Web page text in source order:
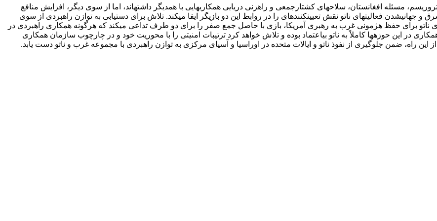
مسئله افغانستان، سلا­ح­های کشتارجمعی و راهزنی دریایی همکاری­هایی با همدیگر داشته­اند، اما از سوی دیگر، افزایش منافع
جهانی­شدن فعالیت­های ناتو نقش تعیین­کننده­­ای را در روابط این دو بازیگر ایفا می­کند. تلاش برای دستیابی به توازن راهبردی از سوی
برای حفظ هژمونی غرب به رهبری آمریکا، بازی با حاصل جمع صفر را برای دو طرف تداعی می­کند که هرگونه همکاری راهبردی در
در این حوزه­ها کاملاً به ناتو بی­اعتماد بوده و تلاش خواهد کرد ترتیبات امنیتی را با محوریت خود و در چارچوب سازمان همکاری
راه، ضمن جلوگیری از نفوذ ناتو و ایالات متحده در اوراسیا و آسیای مرکزی به توازن راهبردی با مجموعه غرب و ناتو دست یابد.